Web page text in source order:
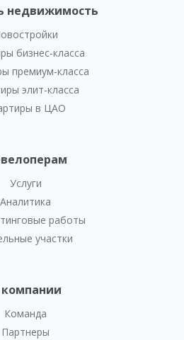
недвижимость
бизнес-класса
премиум-класса
элит-класса
в ЦАО
Услуги
Аналитика
работы
участки
Команда
Партнеры